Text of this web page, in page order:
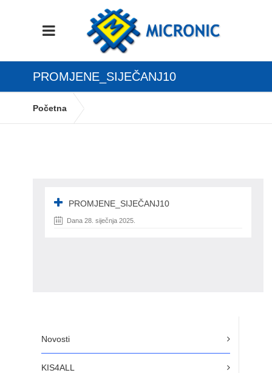
PROMJENE_SIJEČANJ10
Početna
Novosti
KIS4ALL
PROMJENE_SIJEČANJ10
Dana 28. siječnja 2025.